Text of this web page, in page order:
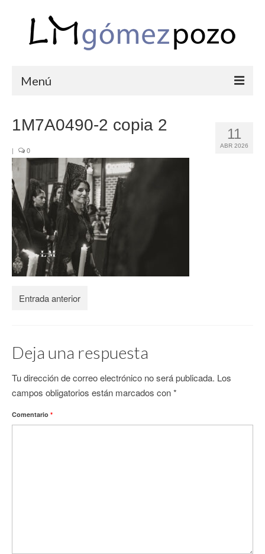
Menú
COMUNIONES
CORPORATIVAS
SEMANA SANTA
BLOG
SOBRE LM
11
ABR 2026
1M7A0490-2 copia 2
| 0
Entrada anterior
Deja una respuesta
Tu dirección de correo electrónico no será publicada. Los
campos obligatorios están marcados con*
Comentario *